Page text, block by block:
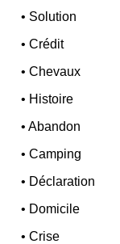
• Solution
•Crédit
•Chevaux
• Histoire
•Abandon
•Camping
• Déclaration
• Domicile
•Crise